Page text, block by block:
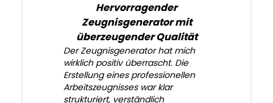
Hervorragender
Zeugnisgenerator mit
überzeugender Qualität
Der Zeugnisgenerator hat mich
wirklich positiv überrascht. Die
Erstellung eines professionellen
Arbeitszeugnisses war klar
strukturiert, verständlich